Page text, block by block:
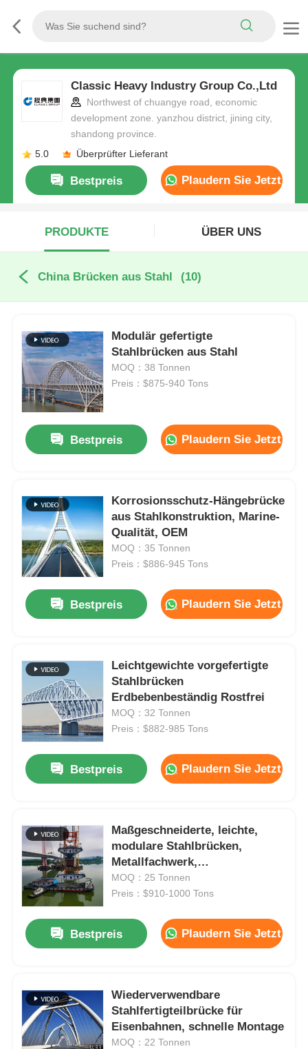
Classic Heavy Industry Group Co.,Ltd
Northwest of chuangye road, economic
development zone. yanzhou district, jining city,
shandong province.
5.0
Überprüfter Lieferant
Bestpreis Plaudern Sie Jetzt
PRODUKTE ÜBER UNS
China Brücken aus Stahl (10)
Modulär gefertigte
Stahlbrücken aus Stahl
MOQ：38 Tonnen
Preis：$875-940 Tons
Bestpreis Plaudern Sie Jetzt
Korrosionsschutz-Hängebrücke
aus Stahlkonstruktion, Marine-
Qualität, OEM
MOQ：35 Tonnen
Preis：$886-945 Tons
Bestpreis Plaudern Sie Jetzt
Leichtgewichte vorgefertigte
Stahlbrücken
Erdbebenbeständig Rostfrei
MOQ：32 Tonnen
Preis：$882-985 Tons
Bestpreis Plaudern Sie Jetzt
Maßgeschneiderte, leichte,
modulare Stahlbrücken,
Metallfachwerk,
umweltfreundlich
MOQ：25 Tonnen
Preis：$910-1000 Tons
Bestpreis Plaudern Sie Jetzt
Wiederverwendbare
Stahlfertigteilbrücke für
Eisenbahnen, schnelle Montage
MOQ：22 Tonnen